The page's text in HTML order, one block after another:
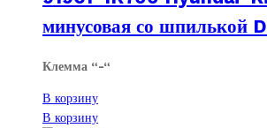
минусовая со шпилькой
Клемма “-“
В корзину
В корзину